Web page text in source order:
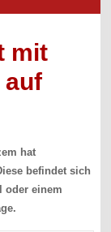
mit
auf
hat
befindet sich
oder einem